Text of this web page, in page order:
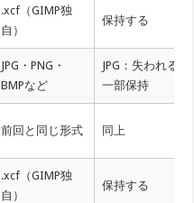
.xcf（GIMP独
自）
保持する
JPG・PNG・
BMPなど
JPG：失われる、
一部保持
前回と同じ形式 同上
.xcf（GIMP独
自）
保持する